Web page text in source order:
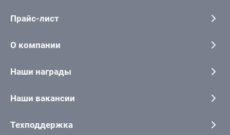
Прайс-лист
О компании
Наши награды
Наши вакансии
Техподдержка